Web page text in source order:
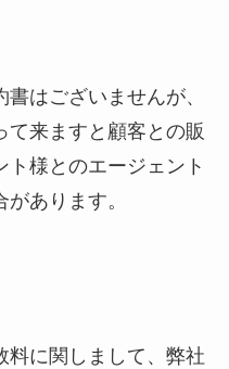
はございませんが、
て来ますと顧客との販
様とのエージェント
あります。
料に関しまして、弊社